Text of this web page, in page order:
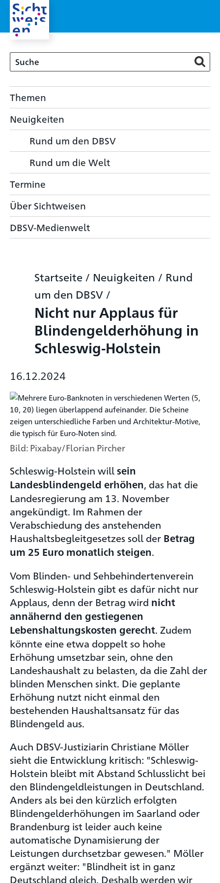
Themen
Neuigkeiten
Rund um den DBSV
Rund um die Welt
Termine
Über Sichtweisen
DBSV-Medienwelt
Startseite / Neuigkeiten / Rund
um den DBSV /
Nicht nur Applaus für
Blindengelderhöhung in
Schleswig-Holstein
16.12.2024
Bild: Pixabay/Florian Pircher
Schleswig-Holstein willsein
Landesblindengeld erhöhen, das hat die
Landesregierung am 13. November
angekündigt. Im Rahmen der
Verabschiedung des anstehenden
Haushaltsbegleitgesetzes soll der Betrag
um 25 Euro monatlich steigen.
Vom Blinden- und Sehbehindertenverein
Schleswig-Holstein gibt es dafür nicht nur
Applaus, denn der Betrag wird nicht
annähernd den gestiegenen
Lebenshaltungskosten gerecht. Zudem
könnte eine etwa doppelt so hohe
Erhöhung umsetzbar sein, ohne den
Landeshaushalt zu belasten, da die Zahl der
blinden Menschen sinkt. Die geplante
Erhöhung nutzt nicht einmal den
bestehenden Haushaltsansatz für das
Blindengeld aus.
Auch DBSV-Justiziarin Christiane Möller
sieht die Entwicklung kritisch: "Schleswig-
Holstein bleibt mit Abstand Schlusslicht bei
den Blindengeldleistungen in Deutschland.
Anders als bei den kürzlich erfolgten
Blindengelderhöhungen im Saarland oder
Brandenburg ist leider auch keine
automatische Dynamisierung der
Leistungen durchsetzbar gewesen." Möller
ergänzt weiter: "Blindheit ist in ganz
Deutschland gleich. Deshalb werden wir